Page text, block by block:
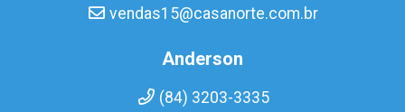
vendas15@casanorte.com.br
Anderson
(84) 3203-3335